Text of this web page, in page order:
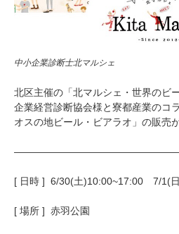
中小企業診断士北マルシェ
北区主催の「北マルシェ・世界のビ
企業経営診断協会様と寮都産業のコ
オスの地ビール・ビアラオ」の販売
[ 日時 ] 6/30(土)10:00~17:00 7/1(
[ 場所 ] 赤羽公園